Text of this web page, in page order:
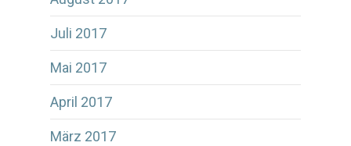
Juli 2017
Mai 2017
April 2017
März 2017